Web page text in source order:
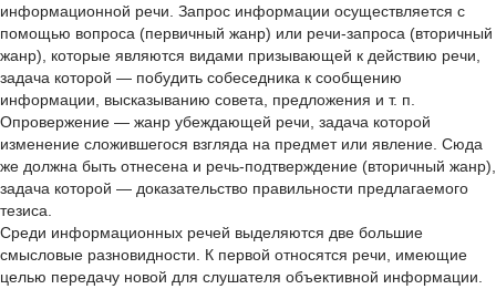
информационной речи. Запрос информации осуществляется с
помощью вопроса (первичный жанр) или речи-запроса (вторичный
жанр), которые являются видами призывающей к действию речи,
задача которой — побудить собеседника к сообщению
информации, высказыванию совета, предложения и т. п.
Опровержение — жанр убеждающей речи, задача которой
изменение сложившегося взгляда на предмет или явление. Сюда
же должна быть отнесена и речь-подтверждение (вторичный жанр),
задача которой — доказательство правильности предлагаемого
тезиса.
Среди информационных речей выделяются две большие
смысловые разновидности. К первой относятся речи, имеющие
целью передачу новой для слушателя объективной информации.